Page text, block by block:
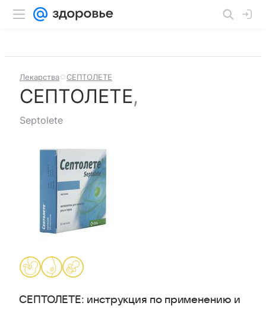
Лекарства СЕПТОЛЕТЕ
СЕПТОЛЕТЕ,
Septolete
СЕПТОЛЕТЕ: инструкция по применению и